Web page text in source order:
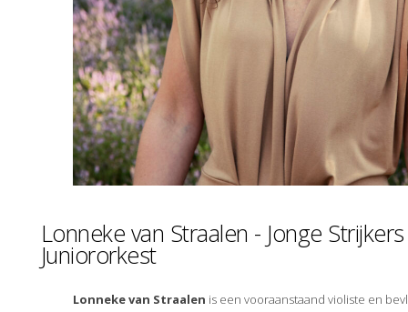
Lonneke van Straalen - Jonge Strijkers
Juniororkest
Lonneke van Straalen is een vooraanstaand violiste en